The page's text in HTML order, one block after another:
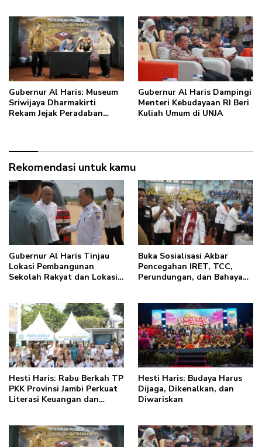
Gubernur Al Haris: Museum
Sriwijaya Dharmakirti
Rekam Jejak Peradaban
Gubernur Al Haris Dampingi
Menteri Kebudayaan RI Beri
Kuliah Umum di UNJA
Rekomendasi untuk kamu
Gubernur Al Haris Tinjau
Lokasi Pembangunan
Sekolah Rakyat dan Lokasi
Buka Sosialisasi Akbar
Pencegahan IRET, TCC,
Perundungan, dan Bahaya
anakku bisa jaga diri, 60%
masa depan sudah ada di
tangan”
Hesti Haris: Rabu Berkah TP
PKK Provinsi Jambi Perkuat
Literasi Keuangan dan
Hesti Haris: Budaya Harus
Dijaga, Dikenalkan, dan
Diwariskan